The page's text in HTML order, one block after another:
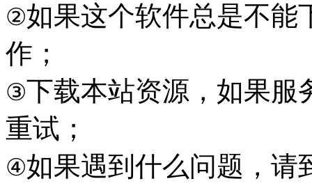
②如果这个软件总是不能
作；
③下载本站资源，如果服
重试；
④如果遇到什么问题，请